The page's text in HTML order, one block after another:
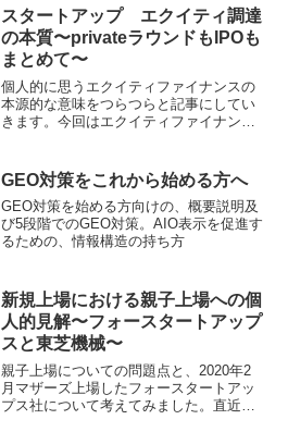
め日におけるslack通知の方法を紹介しま
す。WORKDAY関数の説明も少ししてい
ます。
スタートアップ エクイティ調達
の本質〜privateラウンドもIPOも
まとめて〜
個人的に思うエクイティファイナンスの
本源的な意味をつらつらと記事にしてい
きます。今回はエクイティファイナンス
GEO対策をこれから始める方へ
GEO対策を始める方向けの、概要説明及
び5段階でのGEO対策。AIO表示を促進す
るための、情報構造の持ち方
新規上場における親子上場への個
人的見解〜フォースタートアップ
スと東芝機械〜
親子上場についての問題点と、2020年2
月マザーズ上場したフォースタートアッ
プス社について考えてみました。直近事